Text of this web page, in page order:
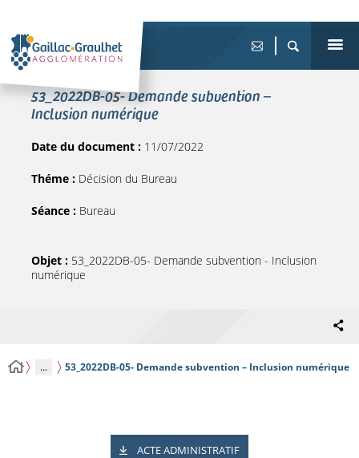
53_2022DB-05- Demande subvention –
Inclusion numérique
Date du document : 11/07/2022
Théme : Décision du Bureau
Séance : Bureau
Objet : 53_2022DB-05- Demande subvention - Inclusion
numérique
... 53_2022DB-05- Demande subvention – Inclusion numérique
ACTE ADMINISTRATIF